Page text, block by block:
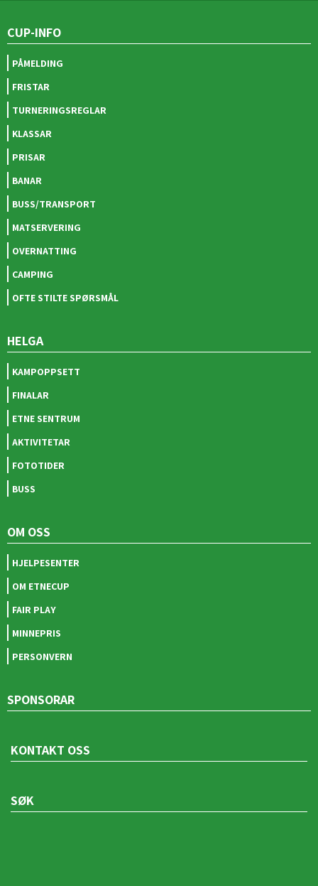
CUP-INFO
PÅMELDING
FRISTAR
TURNERINGSREGLAR
KLASSAR
PRISAR
BANAR
BUSS/TRANSPORT
MATSERVERING
OVERNATTING
CAMPING
OFTE STILTE SPØRSMÅL
HELGA
KAMPOPPSETT
FINALAR
ETNE SENTRUM
AKTIVITETAR
FOTOTIDER
BUSS
OM OSS
HJELPESENTER
OM ETNECUP
FAIR PLAY
MINNEPRIS
PERSONVERN
SPONSORAR
KONTAKT OSS
SØK